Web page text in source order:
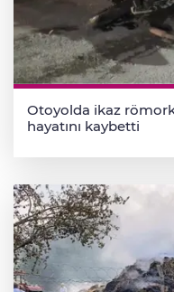
Otoyolda ikaz
hayatını kaybetti